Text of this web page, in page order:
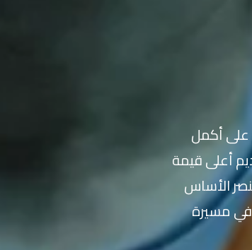
على أكمل
أعلى قيمة
الأساس
في مسيرة